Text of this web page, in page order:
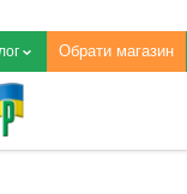
Обрати магазин